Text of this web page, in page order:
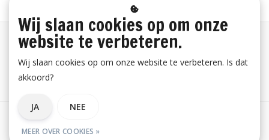
Betaalinformatie
Algemene voorwaarden
Wij slaan cookies op om onze
website te verbeteren.
Wij slaan cookies op om onze website te verbeteren. Is dat
akkoord?
JA NEE
MEER OVER COOKIES »